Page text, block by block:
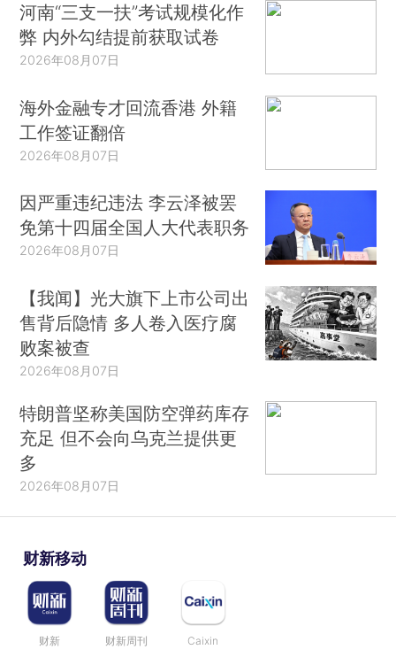
河南“三支一扶”考试规模化作
弊 内外勾结提前获取试卷
2026年08月07日
海外金融专才回流香港 外籍
工作签证翻倍
2026年08月07日
因严重违纪违法 李云泽被罢
免第十四届全国人大代表职务
2026年08月07日
【我闻】光大旗下上市公司出
售背后隐情 多人卷入医疗腐
败案被查
2026年08月07日
特朗普坚称美国防空弹药库存
充足 但不会向乌克兰提供更
多
2026年08月07日
财新移动
财新 财新周刊 Caixin